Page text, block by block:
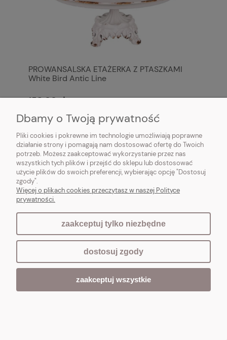
PROWANSALSKA ETAŻERKA Z PTASZKAMI
White Bird Antic Line
158,00 zł
Dbamy o Twoją prywatność
Pliki cookies i pokrewne im technologie umożliwiają poprawne
działanie strony i pomagają nam dostosować ofertę do Twoich
potrzeb. Możesz zaakceptować wykorzystanie przez nas
wszystkich tych plików i przejść do sklepu lub dostosować
użycie plików do swoich preferencji, wybierając opcję "Dostosuj
zgody".
Więcej o plikach cookies przeczytasz w naszej Polityce
prywatności.
zaakceptuj tylko niezbędne
dostosuj zgody
zaakceptuj wszystkie